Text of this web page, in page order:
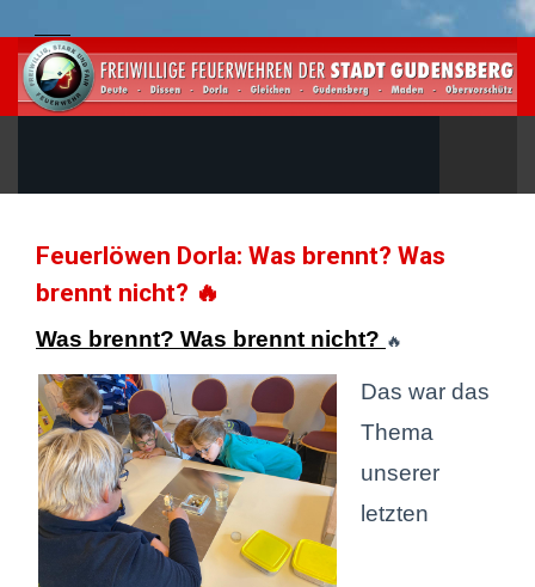
Feuerlöwen Dorla: Was brennt? Was
brennt nicht? 🔥
Was brennt? Was brennt nicht? 🔥
Das war das
Thema
unserer
letzten